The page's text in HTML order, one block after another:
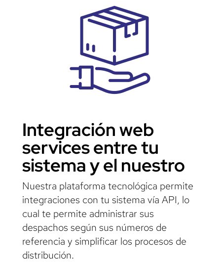
Integración web
services entre tu
sistema y el nuestro
Nuestra plataforma tecnológica permite
integraciones con tu sistema vía API, lo
cual te permite administrar sus
despachos según sus números de
referencia y simplificar los procesos de
distribución.